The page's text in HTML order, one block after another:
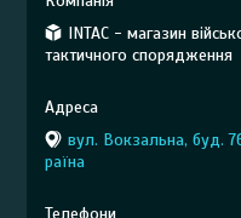
INTAC - магазин
тактичного спорядження
вул. Вокзальна, буд.
раїна